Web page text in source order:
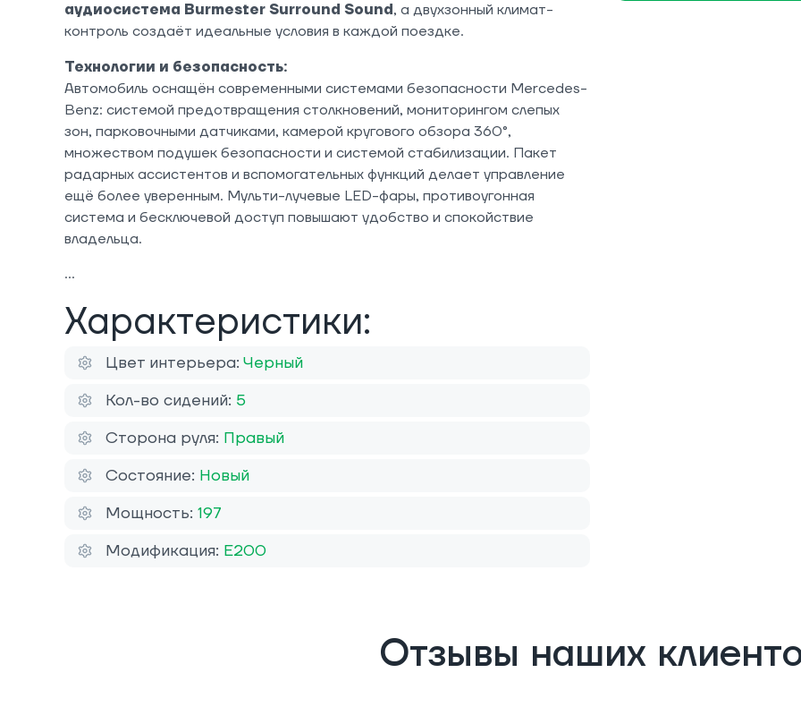
аудиосистема Burmester Surround Sound, а двухзонный климат-
контроль создаёт идеальные условия в каждой поездке.
Технологии и безопасность:
Автомобиль оснащён современными системами безопасности Mercedes-
Benz: системой предотвращения столкновений, мониторингом слепых
зон, парковочными датчиками, камерой кругового обзора 360°,
множеством подушек безопасности и системой стабилизации. Пакет
радарных ассистентов и вспомогательных функций делает управление
ещё более уверенным. Мульти-лучевые LED-фары, противоугонная
система и бесключевой доступ повышают удобство и спокойствие
владельца.
Характеристики:
Цвет интерьера: Черный
Кол-во сидений: 5
Сторона руля: Правый
Состояние: Новый
Мощность: 197
Модификация: E200
Отзывы наших